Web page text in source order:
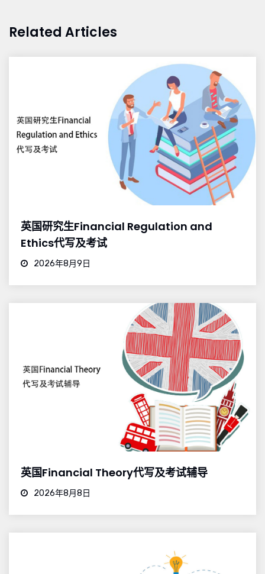
Related Articles
英国研究生Financial Regulation and
Ethics代写及考试
2026年8月9日
英国Financial Theory代写及考试辅导
2026年8月8日